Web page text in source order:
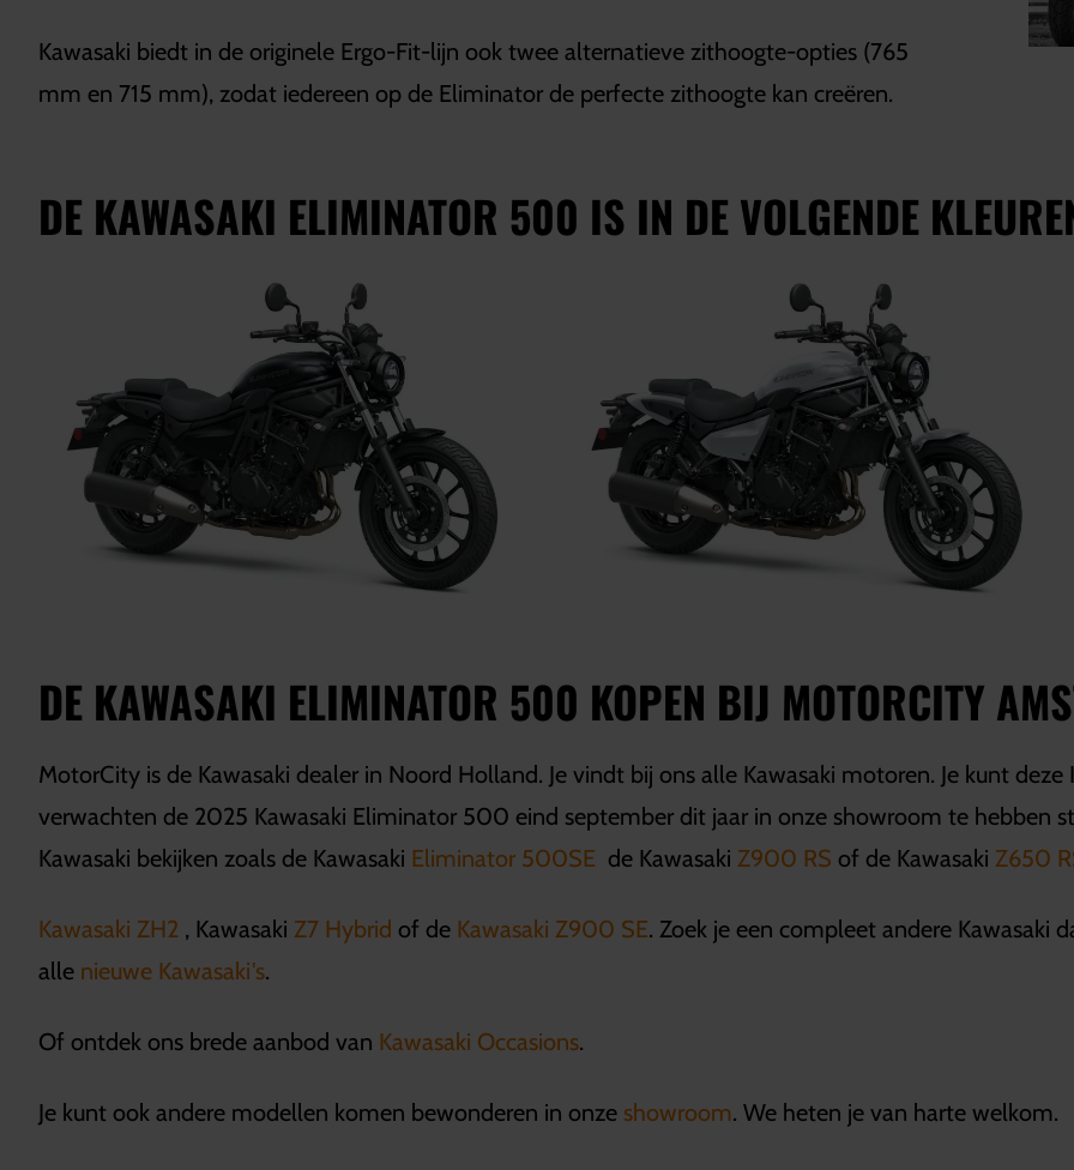
Kawasaki biedt in de originele Ergo-Fit-lijn ook twee alternatieve zithoogte-opties (765
mm en 715 mm), zodat iedereen op de Eliminator de perfecte zithoogte kan creëren.
DE KAWASAKI ELIMINATOR 500 IS IN DE VOLGENDE
DE KAWASAKI ELIMINATOR 500 KOPEN BIJ MOTORCITY
MotorCity is de Kawasaki dealer in Noord Holland. Je vindt bij ons alle Kawasaki motoren. Je kunt
verwachten de 2025 Kawasaki Eliminator 500 eind september dit jaar in onze showroom te hebben
Kawasaki bekijken zoals de Kawasaki Eliminator 500SE de Kawasaki Z900 RS of de Kawasaki Z650
Kawasaki ZH2 , Kawasaki Z7 Hybrid of de Kawasaki Z900 SE. Zoek je een compleet andere Kawasaki
alle nieuwe Kawasaki's.
Of ontdek ons brede aanbod van Kawasaki Occasions.
Je kunt ook andere modellen komen bewonderen in onze showroom. We heten je van harte welkom.